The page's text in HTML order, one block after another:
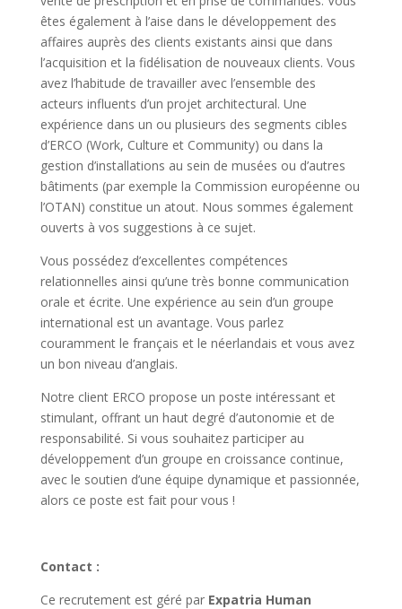
êtes également à l’aise dans le développement des
affaires auprès des clients existants ainsi que dans
l’acquisition et la fidélisation de nouveaux clients. Vous
avez l’habitude de travailler avec l’ensemble des
acteurs influents d’un projet architectural. Une
expérience dans un ou plusieurs des segments cibles
d’ERCO (Work, Culture et Community) ou dans la
gestion d’installations au sein de musées ou d’autres
bâtiments (par exemple la Commission européenne ou
l’OTAN) constitue un atout. Nous sommes également
ouverts à vos suggestions à ce sujet.
Vous possédez d’excellentes compétences
relationnelles ainsi qu’une très bonne communication
orale et écrite. Une expérience au sein d’un groupe
international est un avantage. Vous parlez
couramment le français et le néerlandais et vous avez
un bon niveau d’anglais.
Notre client ERCO propose un poste intéressant et
stimulant, offrant un haut degré d’autonomie et de
responsabilité. Si vous souhaitez participer au
développement d’un groupe en croissance continue,
avec le soutien d’une équipe dynamique et passionnée,
alors ce poste est fait pour vous !
Contact :
Ce recrutement est géré par Expatria Human